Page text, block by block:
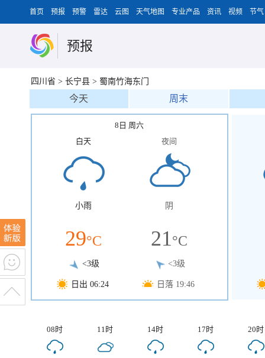
首页 预报 预警 雷达 云图 天气地图 专业产品 资讯 视频 节气
预报
四川省 > 长宁县 > 蜀南竹海东门
今天 周末
8日 周六
白天
小雨
29°C
<3级
日出 06:24
夜间
阴
21°C
<3级
日落 19:46
08时 11时 14时 17时 20时